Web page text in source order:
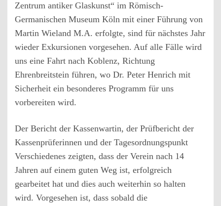
Zentrum antiker Glaskunst“ im Römisch-
Germanischen Museum Köln mit einer Führung von
Martin Wieland M.A. erfolgte, sind für nächstes Jahr
wieder Exkursionen vorgesehen. Auf alle Fälle wird
uns eine Fahrt nach Koblenz, Richtung
Ehrenbreitstein führen, wo Dr. Peter Henrich mit
Sicherheit ein besonderes Programm für uns
vorbereiten wird.
Der Bericht der Kassenwartin, der Prüfbericht der
Kassenprüferinnen und der Tagesordnungspunkt
Verschiedenes zeigten, dass der Verein nach 14
Jahren auf einem guten Weg ist, erfolgreich
gearbeitet hat und dies auch weiterhin so halten
wird. Vorgesehen ist, dass sobald die